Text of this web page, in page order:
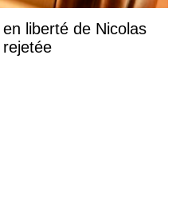
liberté de Nicolas